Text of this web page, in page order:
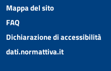
Mappa del sito
FAQ
Dichiarazione di accessibilità
dati.normattiva.it